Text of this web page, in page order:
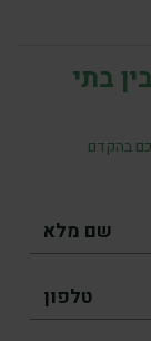
בתי
בהקדם